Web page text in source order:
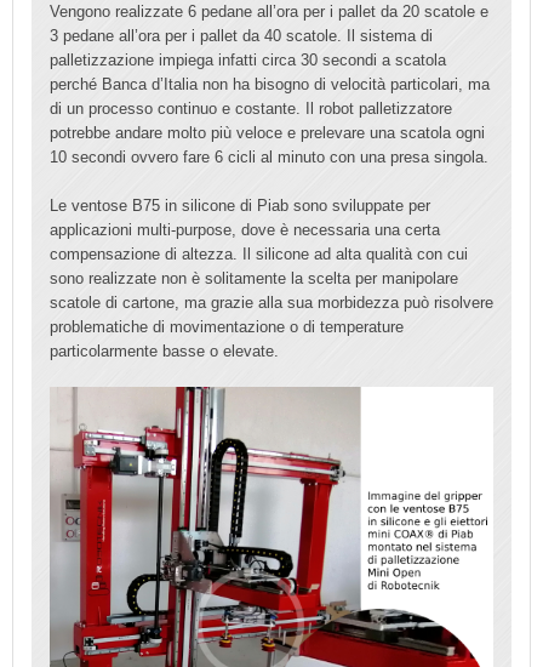
Vengono realizzate 6 pedane all’ora per i pallet da 20 scatole e
3 pedane all’ora per i pallet da 40 scatole. Il sistema di
palletizzazione impiega infatti circa 30 secondi a scatola
perché Banca d’Italia non ha bisogno di velocità particolari, ma
di un processo continuo e costante. Il robot palletizzatore
potrebbe andare molto più veloce e prelevare una scatola ogni
10 secondi ovvero fare 6 cicli al minuto con una presa singola.
Le ventose B75 in silicone di Piab sono sviluppate per
applicazioni multi-purpose, dove è necessaria una certa
compensazione di altezza. Il silicone ad alta qualità con cui
sono realizzate non è solitamente la scelta per manipolare
scatole di cartone, ma grazie alla sua morbidezza può risolvere
problematiche di movimentazione o di temperature
particolarmente basse o elevate.